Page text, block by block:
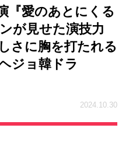
『愛のあとにくる
が見せた演技力
さに胸を打たれる
ジョ韓ドラ
2024.10.30